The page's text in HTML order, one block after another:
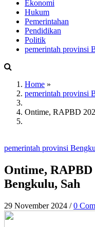
Main
navigation
Ekonomi
Hukum
Pemerintahan
Pendidikan
Politik
pemerintah provinsi
Breadcrumb
Home »
pemerintah provinsi
Ontime, RAPBD
pemerintah provinsi
Ontime, RAPBD
Bengkulu, Sah
29 November 2024 /0